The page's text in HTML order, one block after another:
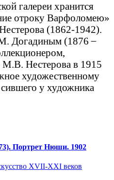
галереи хранится
отроку Варфоломею»
(1862-1942).
Догадиным (1876
М.В. Нестерова в 1915
художественному
у художника
Портрет Нюши. 1902
XVII-XXI веков